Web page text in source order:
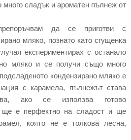
много сладък и ароматен пълнеж от
да се приготви с
мляко, познато като сгущенка
експериментирах с останало
мляко и се получи също много
кондензирано мляко е
с карамела, пълнежът става
ако се използва готово
ще е перфектно на сладост и ще
която не е толкова лесна,